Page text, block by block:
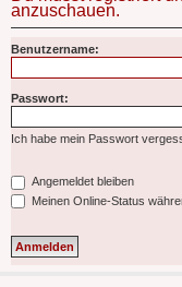
anzuschauen.
Benutzername:
Passwort:
Ich habe mein Passwort
Angemeldet bleiben
Meinen Online-Status